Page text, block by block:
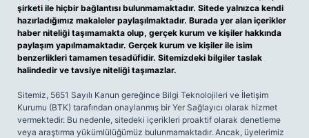
şirketi ile hiçbir bağlantısı bulunmamaktadır. Sitede yalnızca kendi
hazırladığımız makaleler paylaşılmaktadır. Burada yer alan içerikler
haber niteliği taşımamakta olup, gerçek kurum ve kişiler hakkında
paylaşım yapılmamaktadır. Gerçek kurum ve kişiler ile isim
benzerlikleri tamamen tesadüfidir. Sitemizdeki bilgiler taslak
halindedir ve tavsiye niteliği taşımazlar.
Sitemiz, 5651 Sayılı Kanun gereğince Bilgi Teknolojileri ve İletişim
Kurumu (BTK) tarafından onaylanmış bir Yer Sağlayıcı olarak hizmet
vermektedir. Bu nedenle, sitedeki içerikleri proaktif olarak denetleme
veya araştırma yükümlülüğümüz bulunmamaktadır. Ancak, üyelerimiz